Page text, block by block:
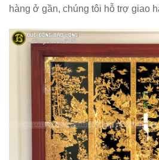
hàng ở gần, chúng tôi hỗ trợ giao